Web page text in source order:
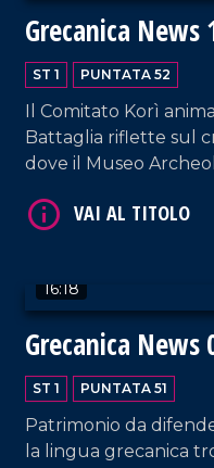
Grecanica News
ST 1 PUNTATA 52
Il Comitato Korì
Battaglia riflette sul
dove il Museo
memoria di
16:18
Grecanica News
ST 1 PUNTATA 51
Patrimonio da
la lingua grecanica
VAI AL TITOLO
VAI AL TITOLO